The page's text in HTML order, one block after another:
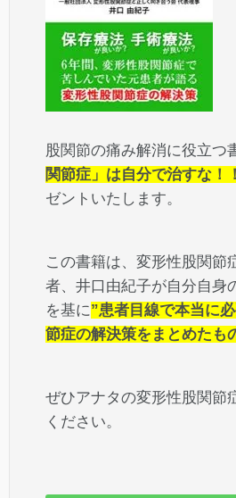
股関節の痛み解消に役立つ
関節症」は自分で治すな！
ゼントいたします。
この書籍は、変形性股関節
者、井口由紀子が自分自身
を基に”患者目線で本当に
節症の解決策をまとめたも
ぜひアナタの変形性股関節
ください。